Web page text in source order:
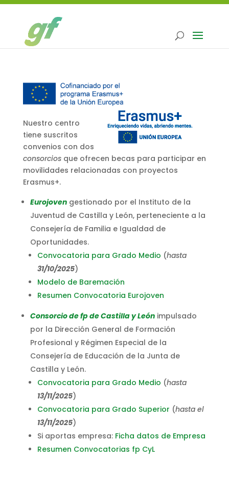
Nuestro centro
tiene suscritos
convenios con dos
consorciosque ofrecen becas para participar en
movilidades relacionadas con proyectos
Erasmus+.
Eurojovengestionado por el Instituto de la
Juventud de Castilla y León, perteneciente a la
Consejería de Familia e Igualdad de
Oportunidades.
Convocatoria para Grado Medio (hasta
31/10/2025)
Modelo de Baremación
Resumen Convocatoria Eurojoven
Consorcio de fp de Castilla y Leónimpulsado
por la Dirección General de Formación
Profesional y Régimen Especial de la
Consejería de Educación de la Junta de
Castilla y León.
Convocatoria para Grado Medio (hasta
13/11/2025)
Convocatoria para Grado Superior (hasta el
13/11/2025)
Si aportas empresa: Ficha datos de Empresa
Resumen Convocatorias fp CyL